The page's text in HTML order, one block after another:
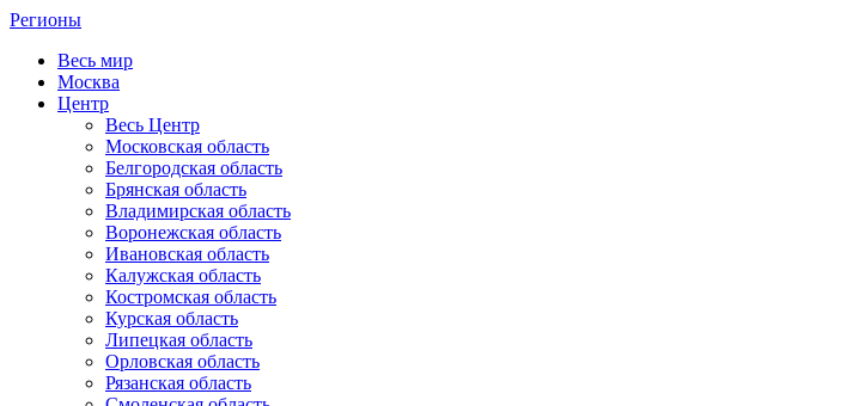
Регионы
Весь мир
Москва
Центр
Весь Центр
Московская область
Белгородская область
Брянская область
Владимирская область
Воронежская область
Ивановская область
Калужская область
Костромская область
Курская область
Липецкая область
Орловская область
Рязанская область